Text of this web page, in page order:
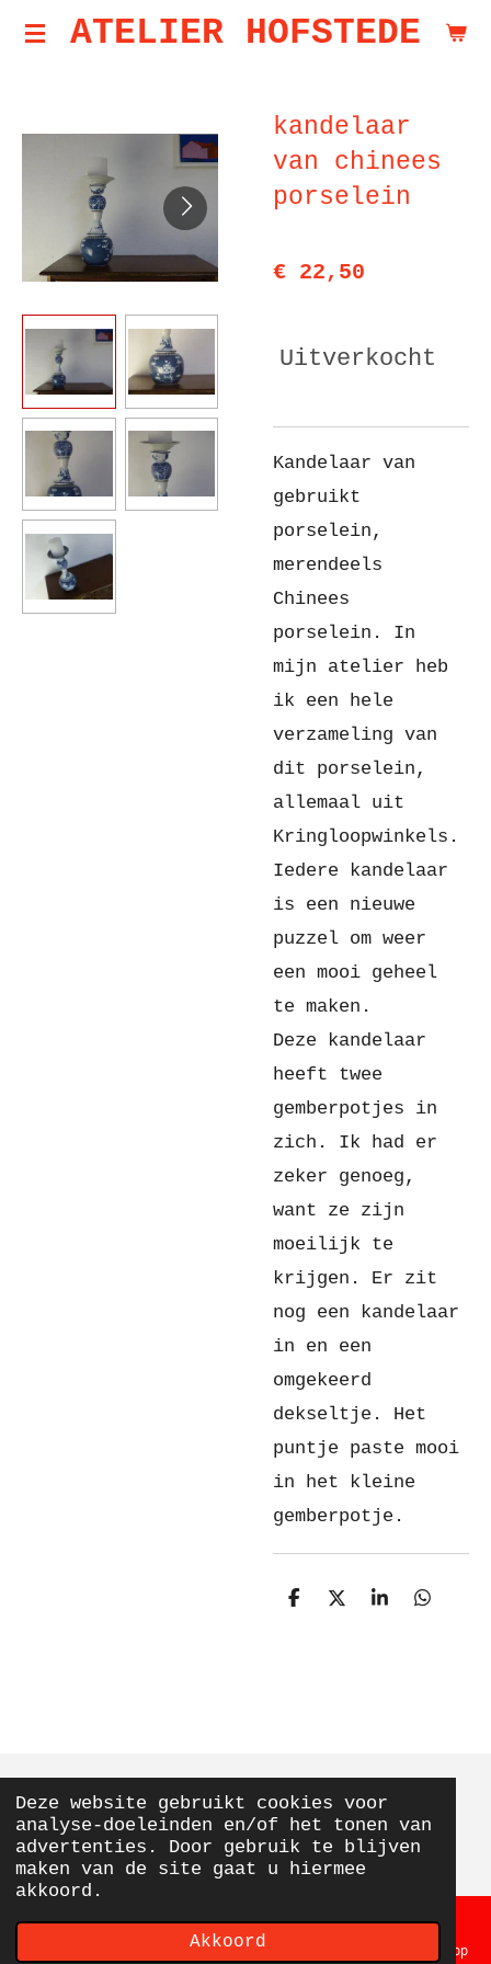
Deze website gebruikt cookies voor
analyse-doeleinden en/of het tonen van
advertenties. Door gebruik te blijven
maken van de site gaat u hiermee
akkoord.
Akkoord
Ga
de
hoofdinhoud
ATELIER HOFSTEDE
kandelaar
van chinees
porselein
€ 22,50
Uitverkocht
Kandelaar van
gebruikt
porselein,
merendeels
Chinees
porselein. In
mijn atelier heb
ik een hele
verzameling van
dit porselein,
allemaal uit
Kringloopwinkels.
Iedere kandelaar
is een nieuwe
puzzel om weer
een mooi geheel
te maken.
Deze kandelaar
heeft twee
gemberpotjes in
zich. Ik had er
zeker genoeg,
want ze zijn
moeilijk te
krijgen. Er zit
nog een kandelaar
in en een
omgekeerd
dekseltje. Het
puntje paste mooi
in het kleine
gemberpotje.
D
D
S
D
© 2020 - 2026 From Elly With Love
Powered byJouwWeb
Telefoonnummer Kaart WhatsApp